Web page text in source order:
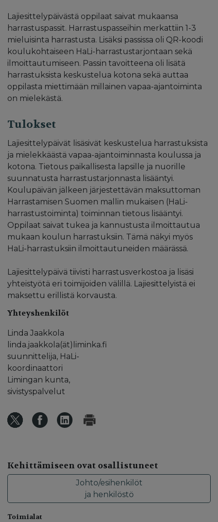
Lajiesittelypäivästä oppilaat saivat mukaansa
harrastuspassit. Harrastuspasseihin merkattiin 1-3
mieluisinta harrastusta. Lisäksi passissa oli QR-koodi
koulukohtaiseen HaLi-harrastustarjontaan sekä
ilmoittautumiseen. Passin tavoitteena oli lisätä
harrastuksista keskustelua kotona sekä auttaa
oppilasta miettimään millainen vapaa-ajantoiminta
on mielekästä.
Tulokset
Lajiesittelypäivät lisäsivät keskustelua harrastuksista
ja mielekkäästä vapaa-ajantoiminnasta koulussa ja
kotona. Tietous paikallisesta lapsille ja nuorille
suunnatusta harrastustarjonnasta lisääntyi.
Koulupäivän jälkeen järjestettävän maksuttoman
Harrastamisen Suomen mallin mukaisen (HaLi-
harrastustoiminta) toiminnan tietous lisääntyi.
Oppilaat saivat tukea ja kannustusta ilmoittautua
mukaan koulun harrastuksiin. Tämä näkyi myös
HaLi-harrastuksiin ilmoittautuneiden määrässä.
Lajiesittelypäivä tiivisti harrastusverkostoa ja lisäsi
yhteistyötä eri toimijoiden välillä. Lajiesittelyistä ei
maksettu erillistä korvausta.
Yhteyshenkilöt
Linda Jaakkola
linda.jaakkola(ät)liminka.fi
suunnittelija, HaLi-
koordinaattori
Limingan kunta,
sivistyspalvelut
Kehittämiseen ovat osallistuneet
Johto/esihenkilöt
ja henkilöstö
Toimialat